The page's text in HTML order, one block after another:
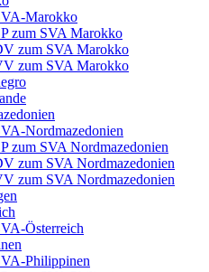
Marokko
zum SVA Marokko
zum SVA Marokko
zum SVA Marokko
Nordmazedonien
zum SVA Nordmazedonien
zum SVA Nordmazedonien
zum SVA Nordmazedonien
Österreich
Philippinen